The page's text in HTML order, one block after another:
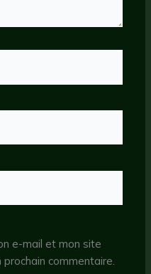
e-mail et mon site
commentaire.